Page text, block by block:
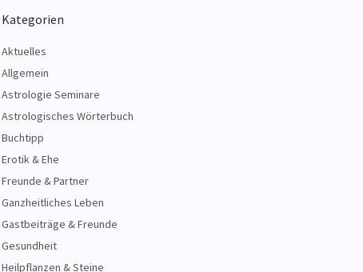
Kategorien
Aktuelles
Allgemein
Astrologie Seminare
Astrologisches Wörterbuch
Buchtipp
Erotik & Ehe
Freunde & Partner
Ganzheitliches Leben
Gastbeiträge & Freunde
Gesundheit
Heilpflanzen & Steine